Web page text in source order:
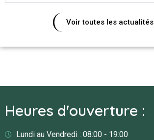
Voir toutes les actualités
Heures d'ouverture :
Lundi au Vendredi : 08:00 - 19:00